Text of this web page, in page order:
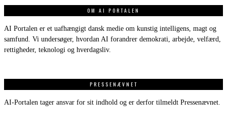
OM AI PORTALEN
AI Portalen er et uafhængigt dansk medie om kunstig intelligens, magt og
samfund. Vi undersøger, hvordan AI forandrer demokrati, arbejde, velfærd,
rettigheder, teknologi og hverdagsliv.
PRESSENÆVNET
AI-Portalen tager ansvar for sit indhold og er derfor tilmeldt Pressenævnet.